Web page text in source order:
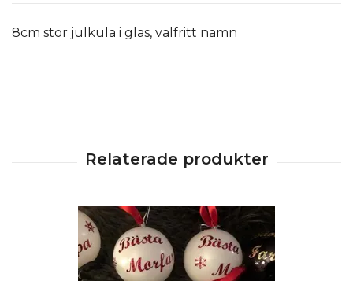
8cm stor julkula i glas, valfritt namn